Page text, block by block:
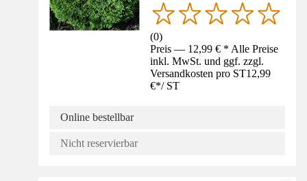
(0)
Preis — 12,99 € * Alle Preise
inkl. MwSt. und ggf. zzgl.
Versandkosten pro ST12,99
€*/ ST
Online bestellbar
Nicht reservierbar